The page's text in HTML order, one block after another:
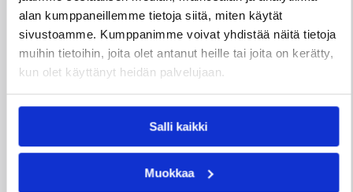
alan kumppaneillemme tietoja siitä, miten käytät
sivustoamme. Kumppanimme voivat yhdistää näitä tietoja
muihin tietoihin, joita olet antanut heille tai joita on kerätty,
kun olet käyttänyt heidän palvelujaan.
Salli kaikki
Muokkaa
Suomesta kuin ulkomailta.